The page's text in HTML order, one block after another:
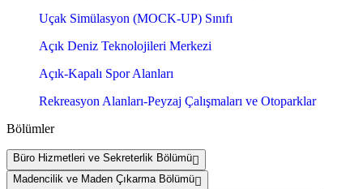
Uçak Simülasyon (MOCK-UP) Sınıfı
Açık Deniz Teknolojileri Merkezi
Açık-Kapalı Spor Alanları
Rekreasyon Alanları-Peyzaj Çalışmaları ve Otoparklar
Bölümler
Büro Hizmetleri ve Sekreterlik Bölümü
Madencilik ve Maden Çıkarma Bölümü